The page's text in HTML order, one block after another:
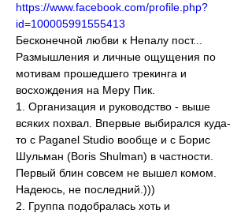
https://www.facebook.com/profile.php?
id=100005991555413
Бесконечной любви к Непалу пост...
Размышления и личные ощущения по
мотивам прошедшего трекинга и
восхождения на Меру Пик.
1. Организация и руководство - выше
всяких похвал. Впервые выбирался куда-
то с Paganel Studio вообще и с Борис
Шульман (Boris Shulman) в частности.
Первый блин совсем не вышел комом.
Надеюсь, не последний.)))
2. Группа подобралась хоть и